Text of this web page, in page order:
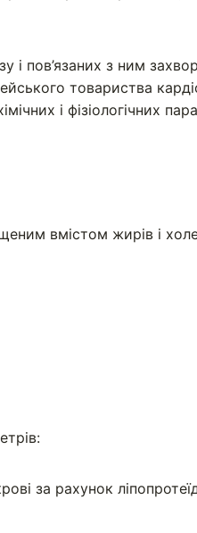
і пов’язаних з ним
товариства
і фізіологічних
вмістом жирів і
за рахунок